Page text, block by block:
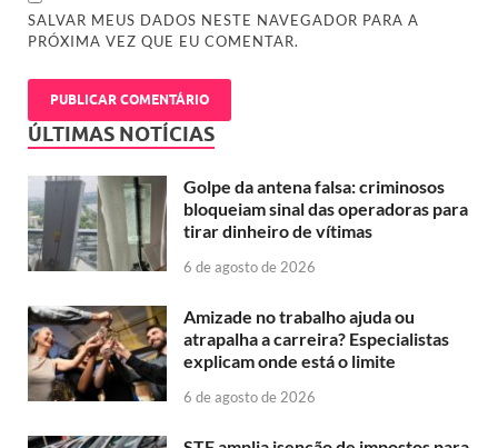
SALVAR MEUS DADOS NESTE NAVEGADOR PARA A
PRÓXIMA VEZ QUE EU COMENTAR.
ÚLTIMAS NOTÍCIAS
Golpe da antena falsa: criminosos
bloqueiam sinal das operadoras para
tirar dinheiro de vítimas
6 de agosto de 2026
Amizade no trabalho ajuda ou
atrapalha a carreira? Especialistas
explicam onde está o limite
6 de agosto de 2026